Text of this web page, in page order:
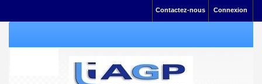
Connexion
Contactez-nous